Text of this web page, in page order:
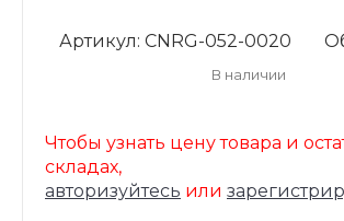
Артикул: CNRG-052-0020
В наличии
Чтобы узнать цену товара и
складах,
авторизуйтесь или